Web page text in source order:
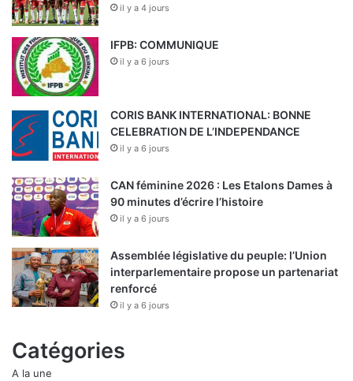
il y a 4 jours
IFPB: COMMUNIQUE
il y a 6 jours
CORIS BANK INTERNATIONAL: BONNE
CELEBRATION DE L’INDEPENDANCE
il y a 6 jours
CAN féminine 2026 : Les Etalons Dames à
90 minutes d’écrire l’histoire
il y a 6 jours
Assemblée législative du peuple: l’Union
interparlementaire propose un partenariat
renforcé
il y a 6 jours
Catégories
A la une